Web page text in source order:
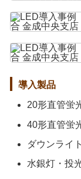
導入製品
20形直管蛍
40形直管蛍
ダウンライ
水銀灯・投